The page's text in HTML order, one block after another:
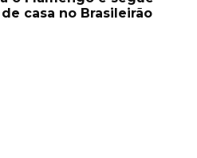
casa no Brasileirão